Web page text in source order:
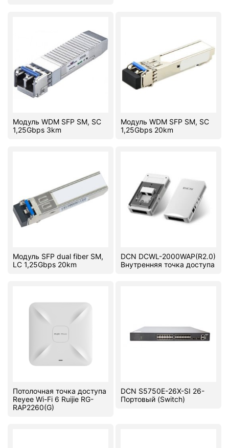
Модуль WDM SFP SM, SC
1,25Gbps 3km
Модуль WDM SFP SM, SC
1,25Gbps 20km
Модуль SFP dual fiber SM,
LC 1,25Gbps 20km
DCN DCWL-2000WAP(R2.0)
Внутренняя точка доступа
Потолочная точка доступа
Reyee Wi-Fi 6 Ruijie RG-
RAP2260(G)
DCN S5750E-26X-SI 26-
Портовый (Switch)